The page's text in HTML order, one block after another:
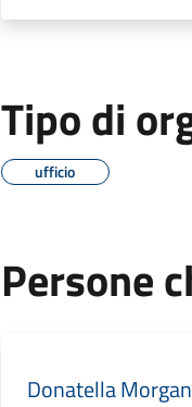
Tipo di
ufficio
Persone
Donatella